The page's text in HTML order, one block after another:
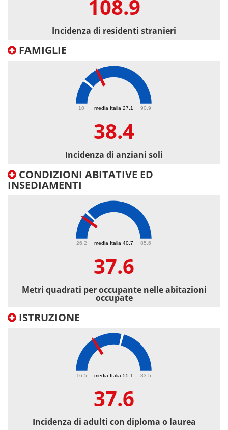
108.9
Incidenza di residenti stranieri
FAMIGLIE
media Italia 27.1
10 90.9
38.4
Incidenza di anziani soli
CONDIZIONI ABITATIVE ED
INSEDIAMENTI
media Italia 40.7
26.2 85.6
37.6
Metri quadrati per occupante nelle abitazioni
occupate
ISTRUZIONE
media Italia 55.1
16.5 83.5
37.6
Incidenza di adulti con diploma o laurea